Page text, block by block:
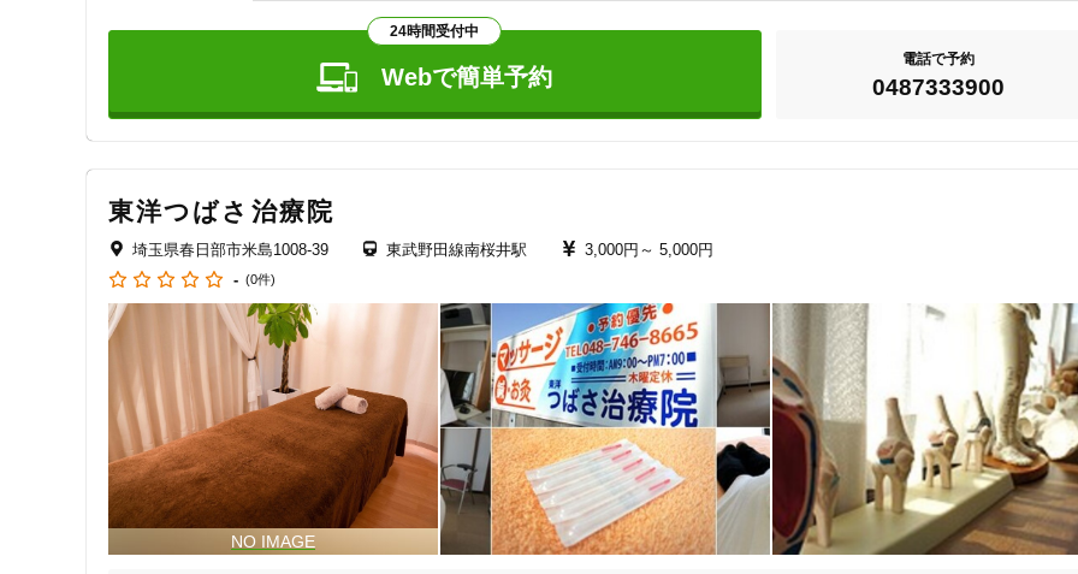
24時間受付中
Webで簡単予約
電話で予約
0487333900
東洋つばさ治療院
埼玉県春日部市米島1008-39 東武野田線南桜井駅 3,000円～ 5,000円
- (0件)